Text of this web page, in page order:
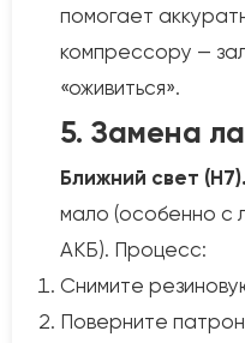
помогает
компрессору —
«оживиться».
5. Замена
Ближний свет (H7).
мало (особенно с
АКБ). Процесс:
Снимите
Поверните